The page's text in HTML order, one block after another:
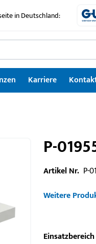
in Deutschland:
Karriere
P-
Artikel Nr. P-
Weitere
Einsatzbereich